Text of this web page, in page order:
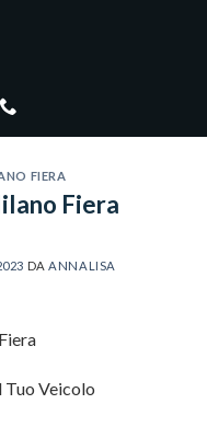
FIERA
Fiera
DA ANNALISA
Tuo Veicolo